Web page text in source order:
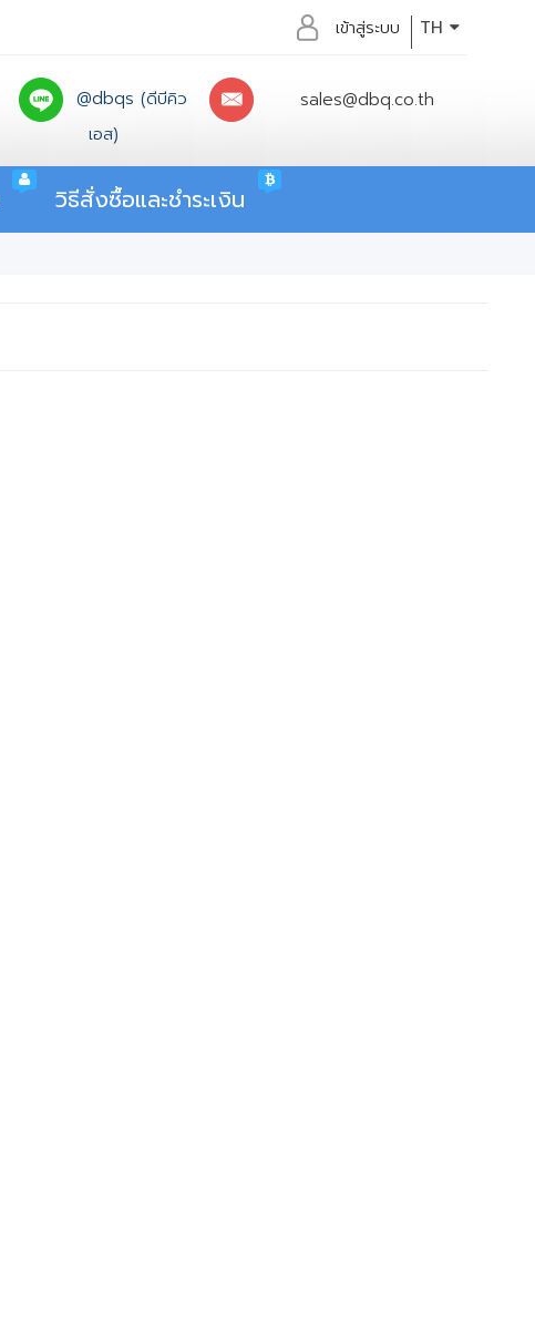
TH
เข้าสู่ระบบ
@dbqs (ดีบีคิว
เอส)
sales@dbq.co.th
วิธีสั่งซื้อและชำระเงิน